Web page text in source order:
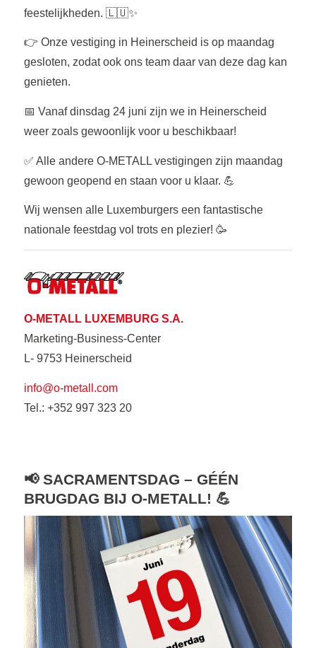
feestelijkheden. 🇱🇺✨
👉 Onze vestiging in Heinerscheid is op maandag
gesloten, zodat ook ons team daar van deze dag kan
genieten.
📅 Vanaf dinsdag 24 juni zijn we in Heinerscheid
weer zoals gewoonlijk voor u beschikbaar!
✅ Alle andere O-METALL vestigingen zijn maandag
gewoon geopend en staan voor u klaar. 💪
Wij wensen alle Luxemburgers een fantastische
nationale feestdag vol trots en plezier! 🥳
O-METALL LUXEMBURG S.A.
Marketing-Business-Center
L- 9753 Heinerscheid
info@o-metall.com
Tel.: +352 997 323 20
📢 SACRAMENTSDAG – GÉÉN
BRUGDAG BIJ O-METALL! 💪